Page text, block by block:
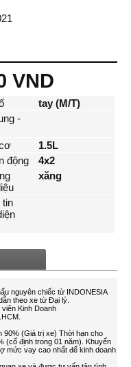
VND
tay (M/T)
-
1.5L
động
4x2
xăng
tin